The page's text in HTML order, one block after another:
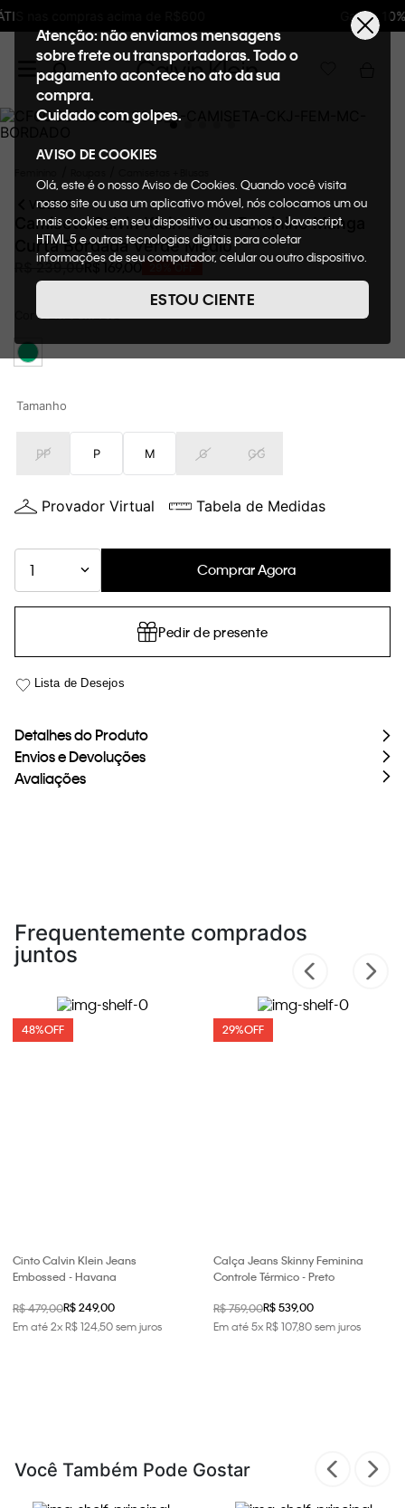
Ganhe 10% de GIFTBACK em todas as compras
Atenção: não enviamos mensagens
sobre frete ou transportadoras. Todo o
pagamento acontece no ato da sua
compra.
Cuidado com golpes.
AVISO DE COOKIES
Olá, este é o nosso Aviso de Cookies. Quando você visita
nosso site ou usa um aplicativo móvel, nós colocamos um ou
mais cookies em seu dispositivo ou usamos o Javascript,
HTML 5 e outras tecnologias digitais para coletar
informações de seu computador, celular ou outro dispositivo.
de cookies, informaremos quais cookies usaremos e quais
suas funções. A forma como processamos os dados
nosso Aviso de Privacidade. Quando você visita nosso site,
consideraremos isso como sua solicitação específica para
entre outros, a capacidade de comprar um item em nossa
Cookies acesse o link.
ESTOU CIENTE
VOLTAR
Camiseta Calvin Klein Jeans Feminino Manga
Curta Bordada Verde Médio
239,00R$ 169 00 OFF
CorVERDE MÉDIO
Tamanho
PP P M G GG
Provador Virtual Tabela de Medidas
1 Comprar Agora
Pedir de presente
Detalhes do Produto
Envios e Devoluções
Avaliações
Frequentemente comprados
juntos
48%OFF
Cinto Calvin Klein Jeans
Embossed - Havana
R$ 479,00R$ 249,00
Em até2xR$12450sem juros
29%OFF
Calça Jeans Skinny Feminina
Controle Térmico - Preto
R$ 759,00R$ 539,00
Em até5xR$107,80sem juros
Você Também Pode Gostar